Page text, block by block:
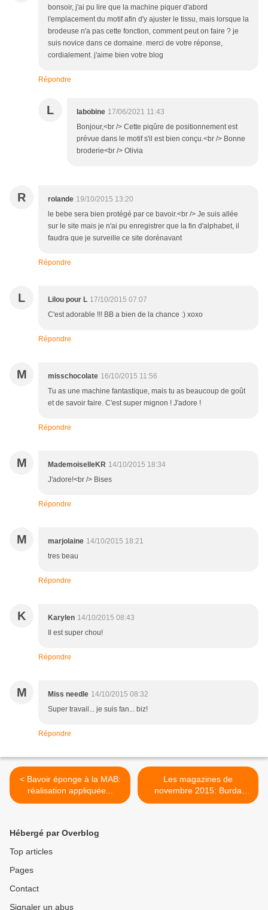
bonsoir, j'ai pu lire que la machine piquer d'abord
l'emplacement du motif afin d'y ajuster le tissu, mais lorsque la
brodeuse n'a pas cette fonction, comment peut on faire ? je
suis novice dans ce domaine. merci de votre réponse,
cordialement. j'aime bien votre blog
Répondre
L labobine 17/06/2021 11:43
Bonjour,<br /> Cette piqûre de positionnement est
prévue dans le motif s'il est bien conçu.<br /> Bonne
broderie<br /> Olivia
R rolande 19/10/2015 13:20
le bebe sera bien protégé par ce bavoir.<br /> Je suis allée
sur le site mais je n'ai pu enregistrer que la fin d'alphabet, il
faudra que je surveille ce site dorénavant
Répondre
L Lilou pour L 17/10/2015 07:07
C'est adorable !!! BB a bien de la chance :) xoxo
Répondre
M misschocolate 16/10/2015 11:56
Tu as une machine fantastique, mais tu as beaucoup de goût
et de savoir faire. C'est super mignon ! J'adore !
Répondre
M MademoiselleKR 14/10/2015 18:34
J'adore!<br /> Bises
Répondre
M marjolaine 14/10/2015 18:21
tres beau
Répondre
K Karylen 14/10/2015 08:43
Il est super chou!
Répondre
M Miss needle 14/10/2015 08:32
Super travail... je suis fan... biz!
Répondre
< Bavoir éponge à la MAB:
réalisation appliquée...
Les magazines de
novembre 2015: Burda
Style est paru >
Hébergé par Overblog
Top articles
Pages
Contact
Signaler un abus